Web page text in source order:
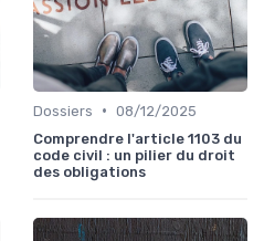
Dossiers • 08/12/2025
Comprendre l'article 1103 du
code civil : un pilier du droit
des obligations